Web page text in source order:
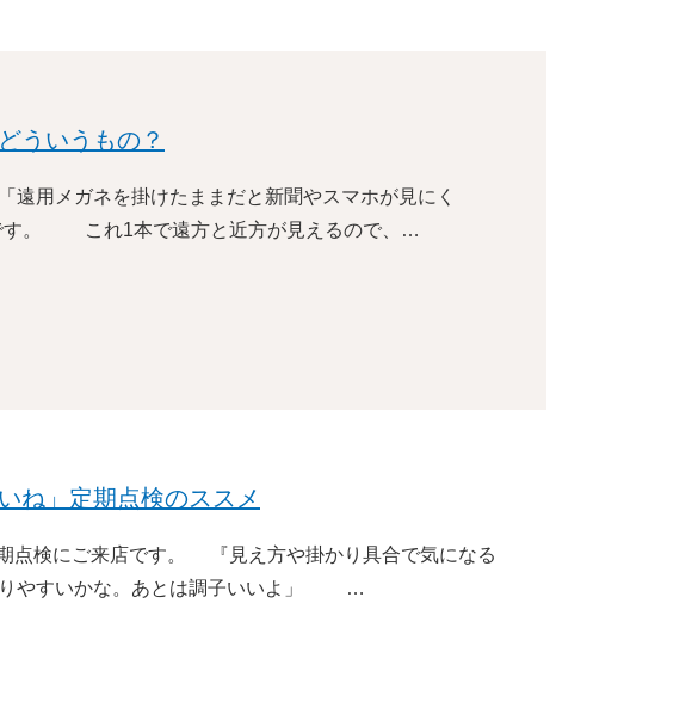
ういうもの？
メガネを掛けたままだと新聞やスマホが見にく
す。 これ1本で遠方と近方が見えるので、…
ね」定期点検のススメ
点検にご来店です。 『見え方や掛かり具合で気になる
りやすいかな。あとは調子いいよ」 …